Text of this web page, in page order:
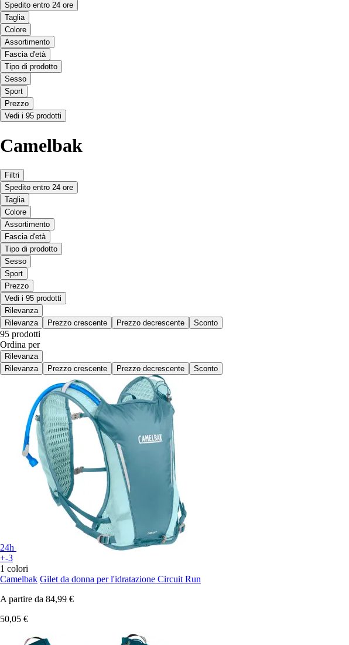
Spedito entro 24 ore
Taglia
Colore
Assortimento
Fascia d'età
Tipo di prodotto
Sesso
Sport
Prezzo
Vedi i 95 prodotti
Camelbak
Filtri
Spedito entro 24 ore
Taglia
Colore
Assortimento
Fascia d'età
Tipo di prodotto
Sesso
Sport
Prezzo
Vedi i 95 prodotti
Rilevanza
Rilevanza
Prezzo crescente Prezzo decrescente Sconto
95 prodotti
Ordina per
Rilevanza
Rilevanza
Prezzo crescente Prezzo decrescente Sconto
24h
+-3
1 colori
Camelbak Gilet da donna per l'idratazione Circuit Run
A partire da 84,99 €
50,05 €